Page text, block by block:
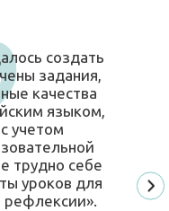
создать
задания,
качества
языком,
учетом
трудно себе
уроков для
рефлексии».